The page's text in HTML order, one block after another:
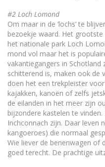
#2 Loch Lomond
Om maar in de ‘lochs’ te
bezoekje waard. Het
het nationale park Loch
mond vol maar het is
vakantiegangers in
schitterend is, maken ook de
doen het een trekpleister
kajakken, kanoën of zelfs
de eilanden in het meer zijn
bijzondere kastelen te
Inchconnach zijn. Daar leven
kangoeroes) die normaal
Wie liever de benenwagen of
goed terecht. De prachtige